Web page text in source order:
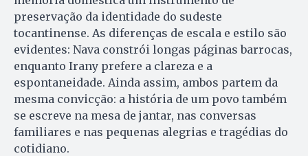
preservação da identidade do sudeste
tocantinense. As diferenças de escala e estilo são
evidentes: Nava constrói longas páginas barrocas,
enquanto Irany prefere a clareza e a
espontaneidade. Ainda assim, ambos partem da
mesma convicção: a história de um povo também
se escreve na mesa de jantar, nas conversas
familiares e nas pequenas alegrias e tragédias do
cotidiano.